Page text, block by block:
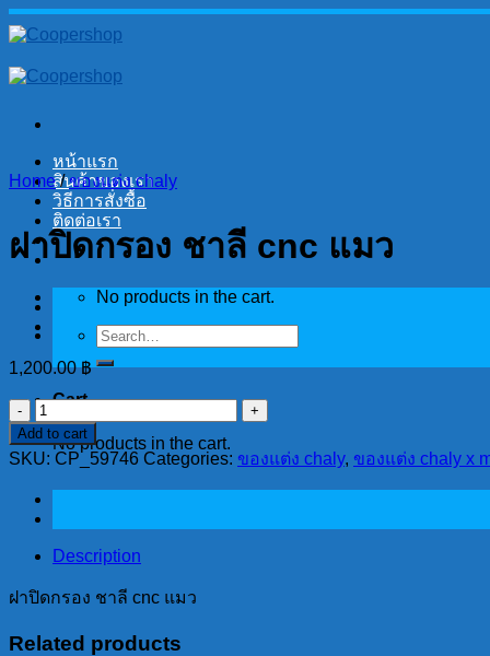
Skip
to
หน้าแรก
สินค้าของเรา
วิธีการสั่งซื้อ
ติดต่อเรา
No products in the cart.
Search
for:
Cart
No products in the cart.
Home / ของแต่ง chaly
ฝาปิดกรอง ชาลี cnc แมว
1,200.00฿
ฝา
ปิด
กรอง
ชาลี
cnc
quantity
Add to cart
SKU: CP_59746 Categories: ของแต่ง chaly, ของแต่ง chaly x
Description
ฝาปิดกรอง ชาลี cnc แมว
Related products